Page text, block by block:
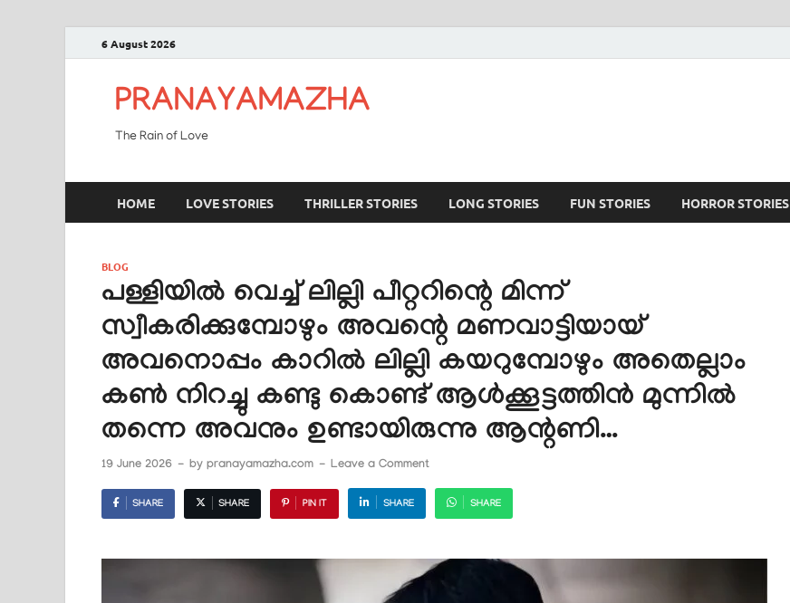
6 August 2026
PRANAYAMAZHA
The Rain of Love
HOME LOVE STORIES THRILLER STORIES LONG STORIES FUN STORIES HORROR STORIES
BLOG
പള്ളിയിൽ വെച്ച് ലില്ലി പീറ്ററിന്റെ മിന്ന്
സ്വീകരിക്കുമ്പോഴും അവന്റെ മണവാട്ടിയായ്
അവനൊപ്പം കാറിൽ ലില്ലി കയറുമ്പോഴും അതെല്ലാം
കൺ നിറച്ചു കണ്ടു കൊണ്ട് ആൾക്കൂട്ടത്തിൻ മുന്നിൽ
തന്നെ അവനും ഉണ്ടായിരുന്നു ആന്റണി…
19 June 2026 - by pranayamazha.com - Leave a Comment
SHARE SHARE PIN IT SHARE SHARE